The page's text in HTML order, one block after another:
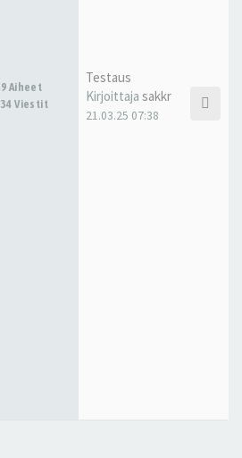
9 Aiheet
34 Viestit
Testaus
Kirjoittaja sakkr
21.03.25 07:38